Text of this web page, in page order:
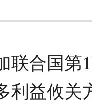
合国第
利益攸关